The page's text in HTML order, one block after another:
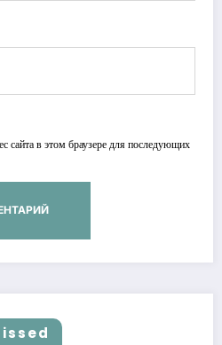
в этом браузере для последующих